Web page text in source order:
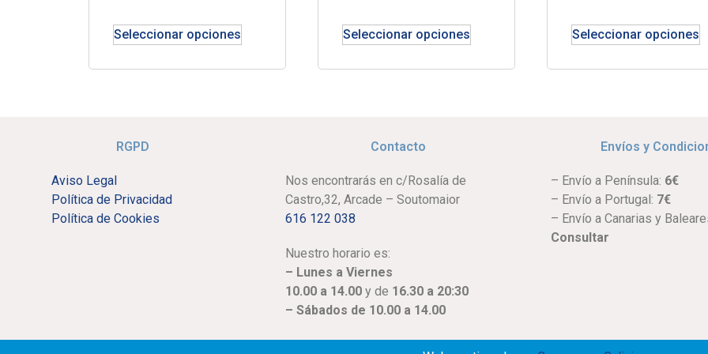
Seleccionar opciones Seleccionar opciones Seleccionar opciones
RGPD
Aviso Legal
Política de Privacidad
Política de Cookies
Contacto
Nos encontrarás en c/Rosalía de
Castro,32, Arcade – Soutomaior
616 122 038
Nuestro horario es:
– Lunes a Viernes
10.00 a 14.00 y de 16.30 a 20:30
– Sábados de 10.00 a 14.00
Envíos y
– Envío a Península: 6€
– Envío a Portugal: 7€
– Envío a Canarias y
Consultar